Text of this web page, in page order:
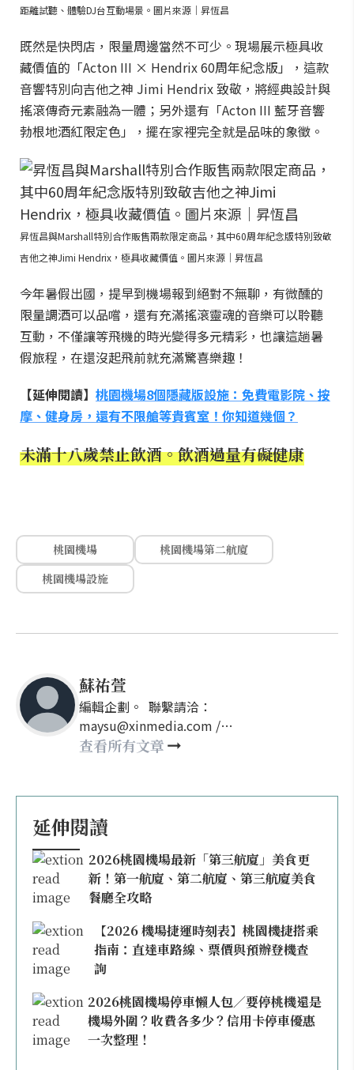
距離試聽、體驗DJ台互動場景。圖片來源｜昇恆昌
既然是快閃店，限量周邊當然不可少。現場展示極具收
藏價值的「Acton III × Hendrix 60周年紀念版」，這款
音響特別向吉他之神 Jimi Hendrix 致敬，將經典設計與
搖滾傳奇元素融為一體；另外還有「Acton III 藍牙音響
勃根地酒紅限定色」，擺在家裡完全就是品味的象徵。
昇恆昌與Marshall特別合作販售兩款限定商品，其中60周年紀念版特別致敬
吉他之神Jimi Hendrix，極具收藏價值。圖片來源｜昇恆昌
今年暑假出國，提早到機場報到絕對不無聊，有微醺的
限量調酒可以品嚐，還有充滿搖滾靈魂的音樂可以聆聽
互動，不僅讓等飛機的時光變得多元精彩，也讓這趟暑
假旅程，在還沒起飛前就充滿驚喜樂趣！
【延伸閱讀】 桃園機場8個隱藏版設施：免費電影院、按
摩、健身房，還有不限艙等貴賓室！你知道幾個？
未滿十八歲禁止飲酒。飲酒過量有礙健康
桃園機場
桃園機場第二航廈
桃園機場設施
蘇祐萱
編輯企劃。 聯繫請洽：
maysu@xinmedia.com /
may860527@gmail.com
查看所有文章
延伸閱讀
2026桃園機場最新「第三航廈」美食更
新！第一航廈、第二航廈、第三航廈美食
餐廳全攻略
【2026 機場捷運時刻表】桃園機捷搭乘
指南：直達車路線、票價與預辦登機查
詢
2026桃園機場停車懶人包／要停桃機還是
機場外圍？收費各多少？信用卡停車優惠
一次整理！